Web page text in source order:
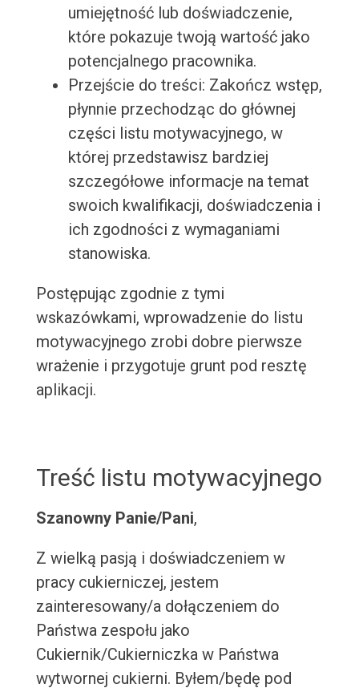
umiejętność lub doświadczenie,
które pokazuje twoją wartość jako
potencjalnego pracownika.
Przejście do treści: Zakończ wstęp,
płynnie przechodząc do głównej
części listu motywacyjnego, w
której przedstawisz bardziej
szczegółowe informacje na temat
swoich kwalifikacji, doświadczenia i
ich zgodności z wymaganiami
stanowiska.
Postępując zgodnie z tymi
wskazówkami, wprowadzenie do listu
motywacyjnego zrobi dobre pierwsze
wrażenie i przygotuje grunt pod resztę
aplikacji.
Treść listu motywacyjnego
Szanowny Panie/Pani,
Z wielką pasją i doświadczeniem w
pracy cukierniczej, jestem
zainteresowany/a dołączeniem do
Państwa zespołu jako
Cukiernik/Cukierniczka w Państwa
wytwornej cukierni. Byłem/będę pod